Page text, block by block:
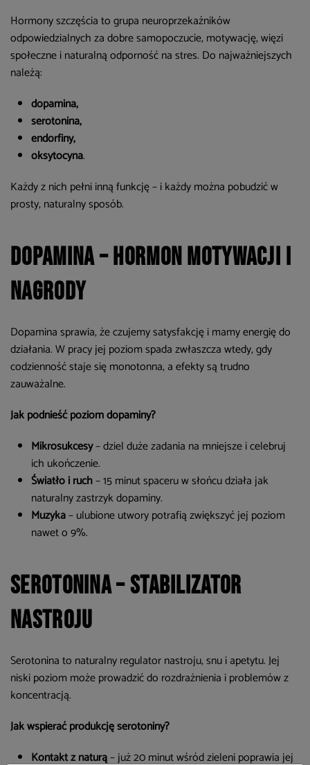
Hormony szczęścia to grupa neuroprzekaźników
odpowiedzialnych za dobre samopoczucie, motywację, więzi
społeczne i naturalną odporność na stres. Do najważniejszych
należą:
dopamina,
serotonina,
endorfiny,
oksytocyna.
Każdy z nich pełni inną funkcję – i każdy można pobudzić w
prosty, naturalny sposób.
Dopamina – hormon motywacji i
nagrody
Dopamina sprawia, że czujemy satysfakcję i mamy energię do
działania. W pracy jej poziom spada zwłaszcza wtedy, gdy
codzienność staje się monotonna, a efekty są trudno
zauważalne.
Jak podnieść poziom dopaminy?
Mikrosukcesy– dziel duże zadania na mniejsze i celebruj
ich ukończenie.
Światło i ruch– 15 minut spaceru w słońcu działa jak
naturalny zastrzyk dopaminy.
Muzyka– ulubione utwory potrafią zwiększyć jej poziom
nawet o 9%.
Serotonina – stabilizator
nastroju
Serotonina to naturalny regulator nastroju, snu i apetytu. Jej
niski poziom może prowadzić do rozdrażnienia i problemów z
koncentracją.
Jak wspierać produkcję serotoniny?
Kontakt z naturą– już 20 minut wśród zieleni poprawia jej